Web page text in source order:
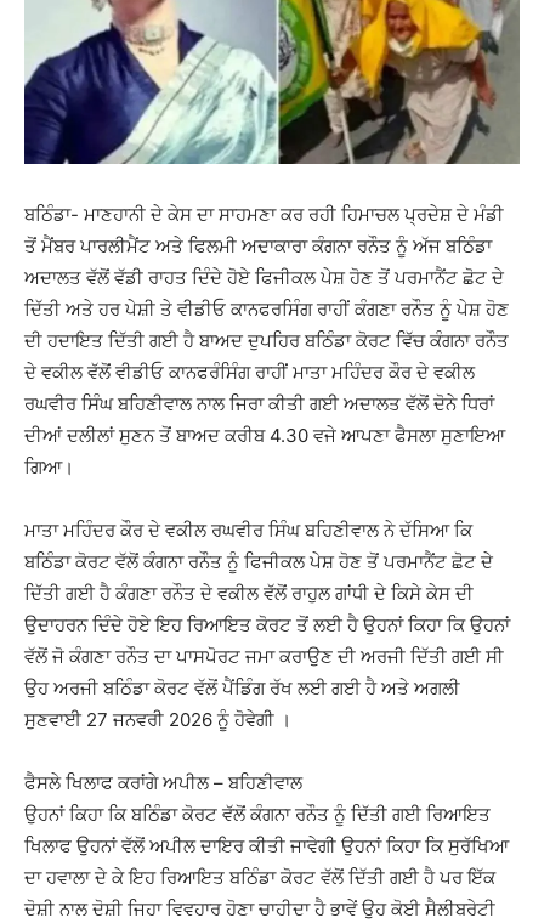
ਬਠਿੰਡਾ- ਮਾਣਹਾਨੀ ਦੇ ਕੇਸ ਦਾ ਸਾਹਮਣਾ ਕਰ ਰਹੀ ਹਿਮਾਚਲ ਪ੍ਰਦੇਸ਼ ਦੇ ਮੰਡੀ
ਤੋਂ ਮੈਂਬਰ ਪਾਰਲੀਮੈਂਟ ਅਤੇ ਫਿਲਮੀ ਅਦਾਕਾਰਾ ਕੰਗਨਾ ਰਨੌਤ ਨੂੰ ਅੱਜ ਬਠਿੰਡਾ
ਅਦਾਲਤ ਵੱਲੋਂ ਵੱਡੀ ਰਾਹਤ ਦਿੰਦੇ ਹੋਏ ਫਿਜੀਕਲ ਪੇਸ਼ ਹੋਣ ਤੋਂ ਪਰਮਾਨੈਂਟ ਛੋਟ ਦੇ
ਦਿੱਤੀ ਅਤੇ ਹਰ ਪੇਸ਼ੀ ਤੇ ਵੀਡੀਓ ਕਾਨਫਰਸਿੰਗ ਰਾਹੀਂ ਕੰਗਣਾ ਰਨੌਤ ਨੂੰ ਪੇਸ਼ ਹੋਣ
ਦੀ ਹਦਾਇਤ ਦਿੱਤੀ ਗਈ ਹੈ ਬਾਅਦ ਦੁਪਹਿਰ ਬਠਿੰਡਾ ਕੋਰਟ ਵਿੱਚ ਕੰਗਨਾ ਰਨੌਤ
ਦੇ ਵਕੀਲ ਵੱਲੋਂ ਵੀਡੀਓ ਕਾਨਫਰੰਸਿੰਗ ਰਾਹੀਂ ਮਾਤਾ ਮਹਿੰਦਰ ਕੌਰ ਦੇ ਵਕੀਲ
ਰਘਵੀਰ ਸਿੰਘ ਬਹਿਣੀਵਾਲ ਨਾਲ ਜਿਰਾ ਕੀਤੀ ਗਈ ਅਦਾਲਤ ਵੱਲੋਂ ਦੋਨੇ ਧਿਰਾਂ
ਦੀਆਂ ਦਲੀਲਾਂ ਸੁਣਨ ਤੋਂ ਬਾਅਦ ਕਰੀਬ 4.30 ਵਜੇ ਆਪਣਾ ਫੈਸਲਾ ਸੁਣਾਇਆ
ਗਿਆ।
ਮਾਤਾ ਮਹਿੰਦਰ ਕੌਰ ਦੇ ਵਕੀਲ ਰਘਵੀਰ ਸਿੰਘ ਬਹਿਣੀਵਾਲ ਨੇ ਦੱਸਿਆ ਕਿ
ਬਠਿੰਡਾ ਕੋਰਟ ਵੱਲੋਂ ਕੰਗਨਾ ਰਨੌਤ ਨੂੰ ਫਿਜੀਕਲ ਪੇਸ਼ ਹੋਣ ਤੋਂ ਪਰਮਾਨੈਂਟ ਛੋਟ ਦੇ
ਦਿੱਤੀ ਗਈ ਹੈ ਕੰਗਣਾ ਰਨੌਤ ਦੇ ਵਕੀਲ ਵੱਲੋਂ ਰਾਹੁਲ ਗਾਂਧੀ ਦੇ ਕਿਸੇ ਕੇਸ ਦੀ
ਉਦਾਹਰਨ ਦਿੰਦੇ ਹੋਏ ਇਹ ਰਿਆਇਤ ਕੋਰਟ ਤੋਂ ਲਈ ਹੈ ਉਹਨਾਂ ਕਿਹਾ ਕਿ ਉਹਨਾਂ
ਵੱਲੋਂ ਜੋ ਕੰਗਣਾ ਰਨੌਤ ਦਾ ਪਾਸਪੋਰਟ ਜਮਾ ਕਰਾਉਣ ਦੀ ਅਰਜੀ ਦਿੱਤੀ ਗਈ ਸੀ
ਉਹ ਅਰਜੀ ਬਠਿੰਡਾ ਕੋਰਟ ਵੱਲੋਂ ਪੈਂਡਿੰਗ ਰੱਖ ਲਈ ਗਈ ਹੈ ਅਤੇ ਅਗਲੀ
ਸੁਣਵਾਈ 27 ਜਨਵਰੀ 2026 ਨੂੰ ਹੋਵੇਗੀ ।
ਫੈਸਲੇ ਖਿਲਾਫ ਕਰਾਂਗੇ ਅਪੀਲ – ਬਹਿਣੀਵਾਲ
ਉਹਨਾਂ ਕਿਹਾ ਕਿ ਬਠਿੰਡਾ ਕੋਰਟ ਵੱਲੋਂ ਕੰਗਨਾ ਰਨੌਤ ਨੂੰ ਦਿੱਤੀ ਗਈ ਰਿਆਇਤ
ਖਿਲਾਫ ਉਹਨਾਂ ਵੱਲੋਂ ਅਪੀਲ ਦਾਇਰ ਕੀਤੀ ਜਾਵੇਗੀ ਉਹਨਾਂ ਕਿਹਾ ਕਿ ਸੁਰੱਖਿਆ
ਦਾ ਹਵਾਲਾ ਦੇ ਕੇ ਇਹ ਰਿਆਇਤ ਬਠਿੰਡਾ ਕੋਰਟ ਵੱਲੋਂ ਦਿੱਤੀ ਗਈ ਹੈ ਪਰ ਇੱਕ
ਦੋਸ਼ੀ ਨਾਲ ਦੋਸ਼ੀ ਜਿਹਾ ਵਿਵਹਾਰ ਹੋਣਾ ਚਾਹੀਦਾ ਹੈ ਭਾਵੇਂ ਉਹ ਕੋਈ ਸੈਲੀਬਰੇਟੀ